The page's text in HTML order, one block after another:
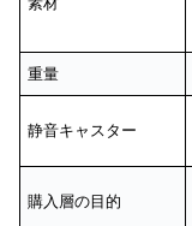
重量
静音キャスター
購入層の目的